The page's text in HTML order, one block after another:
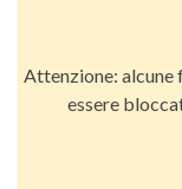
Attenzione: alcune
essere